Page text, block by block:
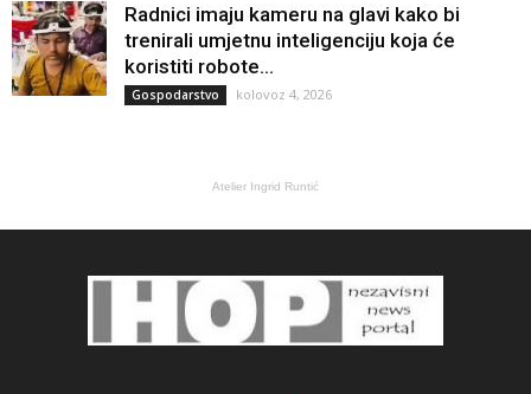
Radnici imaju kameru na glavi kako bi
trenirali umjetnu inteligenciju koja će
koristiti robote...
Gospodarstvo kolovoz 4, 2026
Atelier Ingrid Runtić